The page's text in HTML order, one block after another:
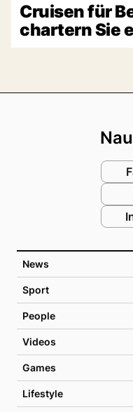
Cruisen für
chartern Sie
News
Sport
People
Videos
Games
Lifestyle